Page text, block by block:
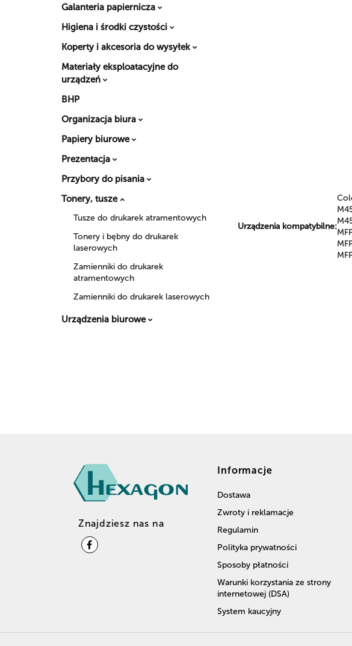
Galanteria papiernicza
Higiena i środki czystości
Koperty i akcesoria do wysyłek
Materiały eksploatacyjne do
urządzeń
BHP
Organizacja biura
Papiery biurowe
Prezentacja
Przybory do pisania
Tonery, tusze
Tusze do drukarek atramentowych
Tonery i bębny do drukarek
laserowych
Zamienniki do drukarek
atramentowych
Zamienniki do drukarek laserowych
Urządzenia biurowe
Urządzenia kompatybilne:
Znajdziesz nas na
Informacje
Dostawa
Zwroty i reklamacje
Regulamin
Polityka prywatności
Sposoby płatności
Warunki korzystania ze strony
internetowej (DSA)
System kaucyjny